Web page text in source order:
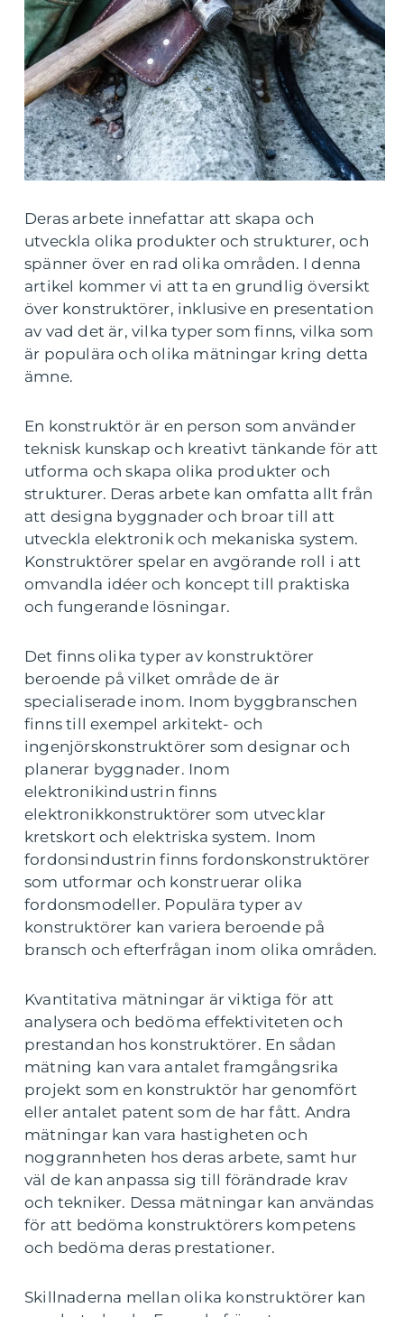
Deras arbete innefattar att skapa och
utveckla olika produkter och strukturer, och
spänner över en rad olika områden. I denna
artikel kommer vi att ta en grundlig översikt
över konstruktörer, inklusive en presentation
av vad det är, vilka typer som finns, vilka som
är populära och olika mätningar kring detta
ämne.
En konstruktör är en person som använder
teknisk kunskap och kreativt tänkande för att
utforma och skapa olika produkter och
strukturer. Deras arbete kan omfatta allt från
att designa byggnader och broar till att
utveckla elektronik och mekaniska system.
Konstruktörer spelar en avgörande roll i att
omvandla idéer och koncept till praktiska
och fungerande lösningar.
Det finns olika typer av konstruktörer
beroende på vilket område de är
specialiserade inom. Inom byggbranschen
finns till exempel arkitekt- och
ingenjörskonstruktörer som designar och
planerar byggnader. Inom
elektronikindustrin finns
elektronikkonstruktörer som utvecklar
kretskort och elektriska system. Inom
fordonsindustrin finns fordonskonstruktörer
som utformar och konstruerar olika
fordonsmodeller. Populära typer av
konstruktörer kan variera beroende på
bransch och efterfrågan inom olika områden.
Kvantitativa mätningar är viktiga för att
analysera och bedöma effektiviteten och
prestandan hos konstruktörer. En sådan
mätning kan vara antalet framgångsrika
projekt som en konstruktör har genomfört
eller antalet patent som de har fått. Andra
mätningar kan vara hastigheten och
noggrannheten hos deras arbete, samt hur
väl de kan anpassa sig till förändrade krav
och tekniker. Dessa mätningar kan användas
för att bedöma konstruktörers kompetens
och bedöma deras prestationer.
Skillnaderna mellan olika konstruktörer kan